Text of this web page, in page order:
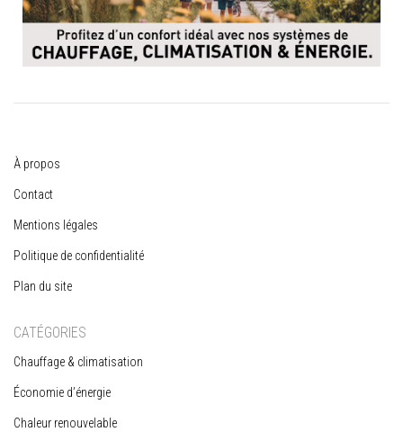
À propos
Contact
Mentions légales
Politique de confidentialité
Plan du site
CATÉGORIES
Chauffage & climatisation
Économie d’énergie
Chaleur renouvelable